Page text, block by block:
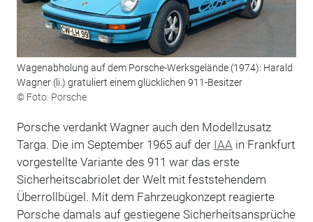
Wagenabholung auf dem Porsche-Werksgelände (1974): Harald
Wagner (li.) gratuliert einem glücklichen 911-Besitzer
© Foto: Porsche
Porsche verdankt Wagner auch den Modellzusatz
Targa. Die im September 1965 auf der IAA in Frankfurt
vorgestellte Variante des 911 war das erste
Sicherheitscabriolet der Welt mit feststehendem
Überrollbügel. Mit dem Fahrzeugkonzept reagierte
Porsche damals auf gestiegene Sicherheitsansprüche